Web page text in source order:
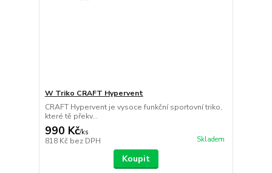
W Triko CRAFT Hypervent
CRAFT Hypervent je vysoce funkční sportovní triko,
které tě překv...
990 Kč/ks
818 Kč bez DPH Skladem
Koupit